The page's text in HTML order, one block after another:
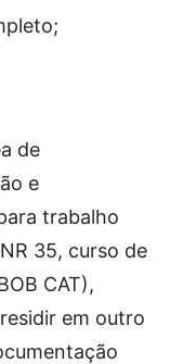
de
e
trabalho
35, curso de
CAT),
em outro